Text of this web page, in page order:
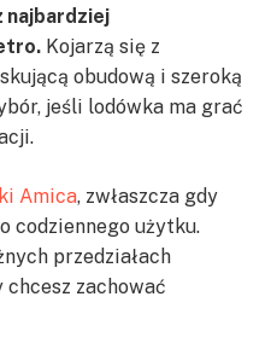
najbardziej
Kojarzą się z
obudową i szeroką
jeśli lodówka ma grać
Amica, zwłaszcza gdy
codziennego użytku.
przedziałach
chcesz zachować